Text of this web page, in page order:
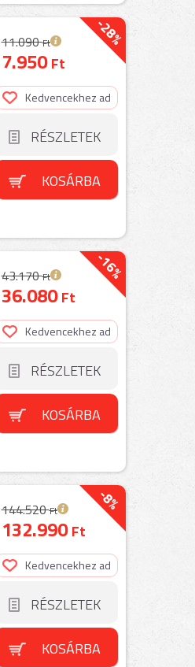
-28%
11.090Ft
7.950Ft
Kedvencekhez ad
RÉSZLETEK
KOSÁRBA
-16%
43.170Ft
36.080Ft
Kedvencekhez ad
RÉSZLETEK
KOSÁRBA
-8%
144.520Ft
132.990Ft
Kedvencekhez ad
RÉSZLETEK
KOSÁRBA